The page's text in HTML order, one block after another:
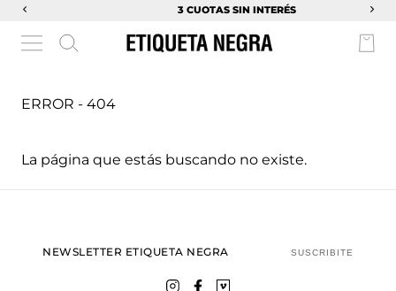
3 CUOTAS SIN INTERÉS
ERROR - 404
La página que estás buscando no existe.
NEWSLETTER ETIQUETA NEGRA SUSCRIBITE